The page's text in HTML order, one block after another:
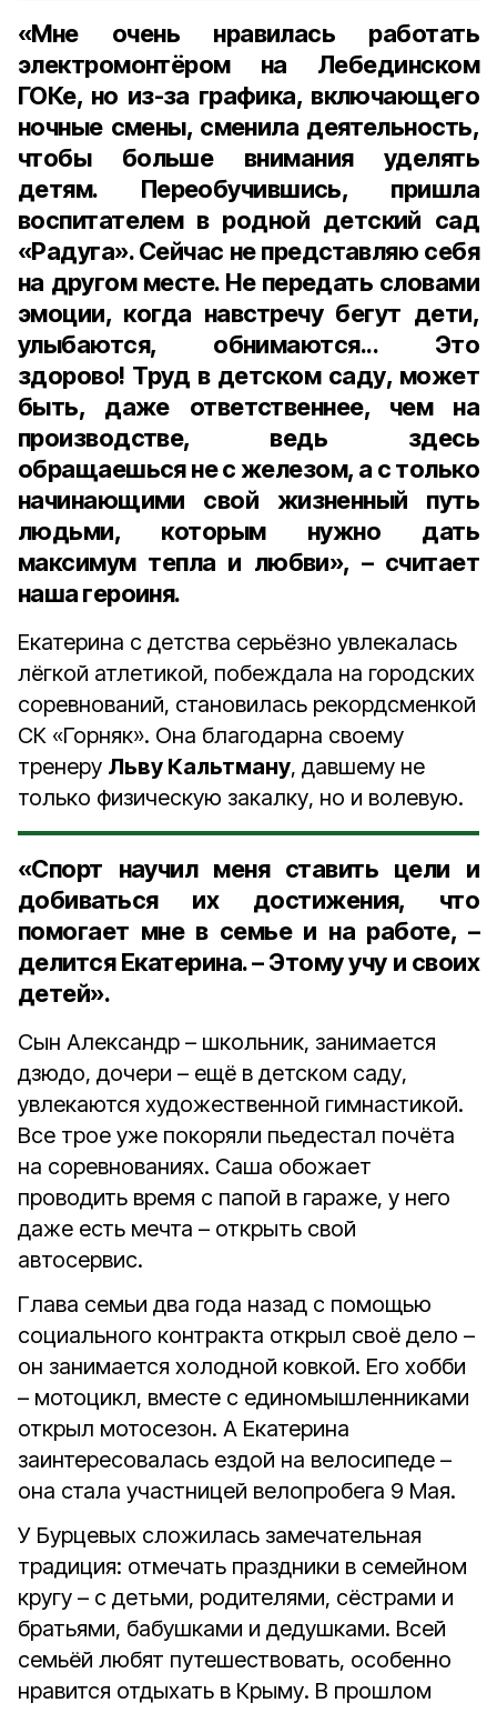
«Мне очень нравилась работать
электромонтёром на Лебединском
ГОКе, но из-за графика, включающего
ночные смены, сменила деятельность,
чтобы больше внимания уделять
детям. Переобучившись, пришла
воспитателем в родной детский сад
«Радуга». Сейчас не представляю себя
на другом месте. Не передать словами
эмоции, когда навстречу бегут дети,
улыбаются, обнимаются... Это
здорово! Труд в детском саду, может
быть, даже ответственнее, чем на
производстве, ведь здесь
обращаешься не с железом, а с только
начинающими свой жизненный путь
людьми, которым нужно дать
максимум тепла и любви», – считает
наша героиня.
Екатерина с детства серьёзно увлекалась
лёгкой атлетикой, побеждала на городских
соревнований, становилась рекордсменкой
СК «Горняк». Она благодарна своему
тренеру Льву Кальтману, давшему не
только физическую закалку, но и волевую.
«Спорт научил меня ставить цели и
добиваться их достижения, что
помогает мне в семье и на работе, –
делится Екатерина. – Этому учу и своих
детей».
Сын Александр – школьник, занимается
дзюдо, дочери – ещё в детском саду,
увлекаются художественной гимнастикой.
Все трое уже покоряли пьедестал почёта
на соревнованиях. Саша обожает
проводить время с папой в гараже, у него
даже есть мечта – открыть свой
автосервис.
Глава семьи два года назад с помощью
социального контракта открыл своё дело –
он занимается холодной ковкой. Его хобби
– мотоцикл, вместе с единомышленниками
открыл мотосезон. А Екатерина
заинтересовалась ездой на велосипеде –
она стала участницей велопробега 9 Мая.
У Бурцевых сложилась замечательная
традиция: отмечать праздники в семейном
кругу – с детьми, родителями, сёстрами и
братьями, бабушками и дедушками. Всей
семьёй любят путешествовать, особенно
нравится отдыхать в Крыму. В прошлом